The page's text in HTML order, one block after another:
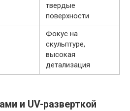
твердые
поверхности
Фокус на
скульптуре,
высокая
детализация
и UV-разверткой